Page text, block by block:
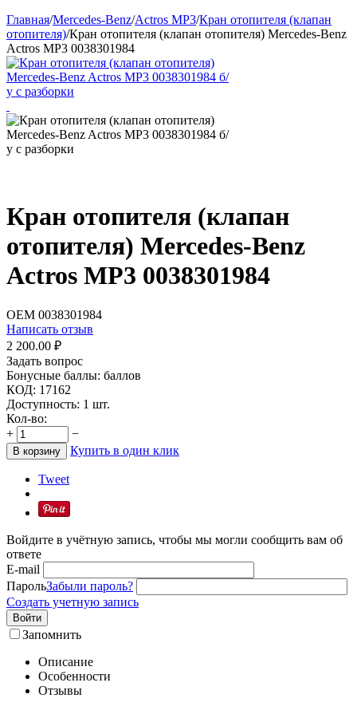
Главная/Mercedes-Benz/Actros MP3/Кран отопителя (клапан
отопителя)/Кран отопителя (клапан отопителя) Mercedes-Benz
Actros MP3 0038301984
Кран отопителя (клапан
отопителя) Mercedes-Benz
Actros MP3 0038301984
OEM 0038301984
Написать отзыв
2 200.00 ₽
Задать вопрос
Бонусные баллы: баллов
КОД: 17162
Доступность: 1 шт.
Кол-во:
+
−
В корзину Купить в один клик
Tweet
Войдите в учётную запись, чтобы мы могли сообщить вам об
ответе
E-mail
ПарольЗабыли пароль?
Создать учетную запись
Войти
Запомнить
Описание
Особенности
Отзывы